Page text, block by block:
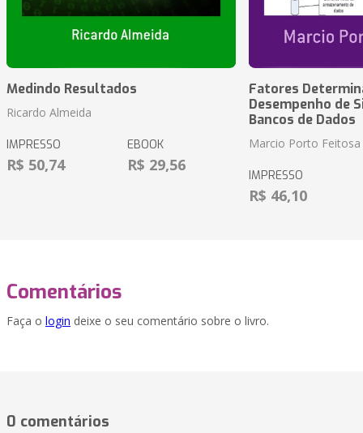
Medindo Resultados
Ricardo Almeida
IMPRESSO
R$ 50,74
EBOOK
R$ 29,56
Fatores
Desempenho de
Bancos de Dados
Marcio Porto Feitosa
IMPRESSO
R$ 46,10
Comentários
Faça o login deixe o seu comentário sobre o livro.
0 comentários